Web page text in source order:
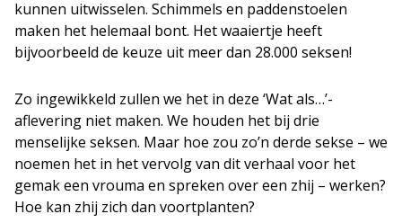
kunnen uitwisselen. Schimmels en paddenstoelen
maken het helemaal bont. Het waaiertje heeft
bijvoorbeeld de keuze uit meer dan 28.000 seksen!
Zo ingewikkeld zullen we het in deze ‘Wat als…’-
aflevering niet maken. We houden het bij drie
menselijke seksen. Maar hoe zou zo’n derde sekse – we
noemen het in het vervolg van dit verhaal voor het
gemak een vrouma en spreken over een zhij – werken?
Hoe kan zhij zich dan voortplanten?